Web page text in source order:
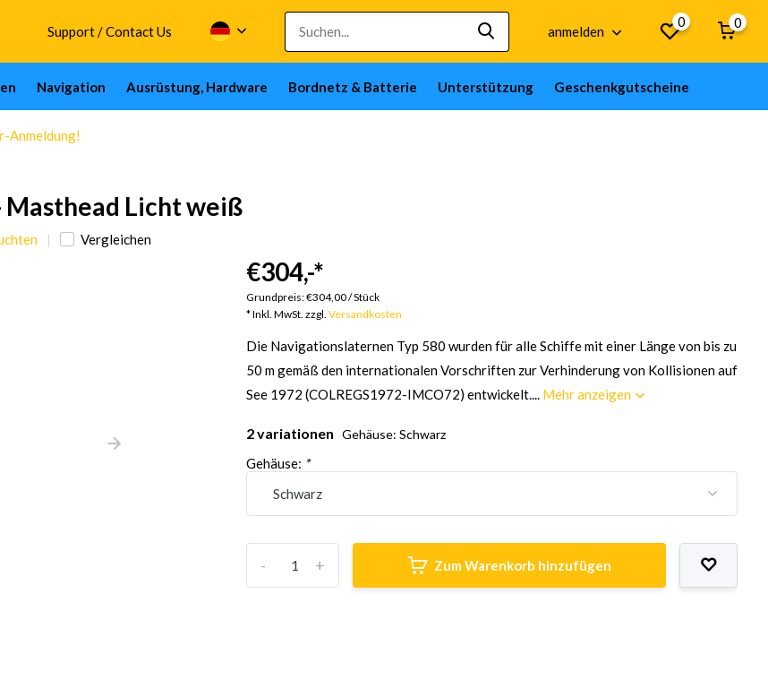
Support / Contact Us anmelden
0 0
Navigation Ausrüstung, Hardware Bordnetz & Batterie Unterstützung Geschenkgutscheine
Anmeldung!
Licht weiß
Vergleichen
€304,-*
Grundpreis:€304,00/Stück
* Inkl. MwSt. zzgl.Versandkosten
Die Navigationslaternen Typ 580 wurden für alle Schiffe mit einer Länge von bis zu
50 m gemäß den internationalen Vorschriften zur Verhinderung von Kollisionen auf
See 1972 (COLREGS1972-IMCO72) entwickelt.... Mehr anzeigen
2 variationen Gehäuse: Schwarz
Gehäuse: *
+
- Zum Warenkorb hinzufügen